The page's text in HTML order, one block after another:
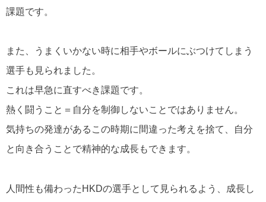
課題です。
また、うまくいかない時に相手やボールにぶつけてしまう
選手も見られました。
これは早急に直すべき課題です。
熱く闘うこと＝自分を制御しないことではありません。
気持ちの発達があるこの時期に間違った考えを捨て、自分
と向き合うことで精神的な成長もできます。
人間性も備わったHKDの選手として見られるよう、成長し